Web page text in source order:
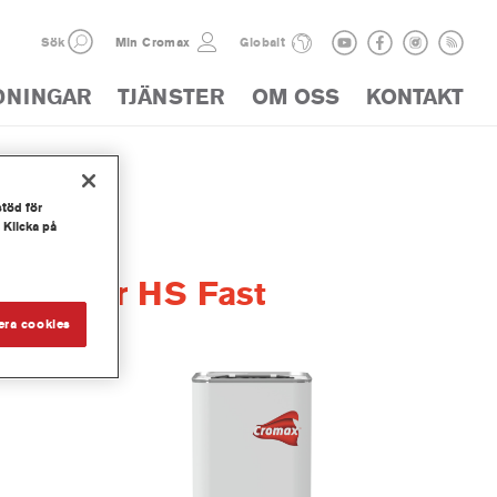
Sök Min Cromax Globalt
TJÄNSTER OM OSS KONTAKT
HS Fast
för
på
cookies